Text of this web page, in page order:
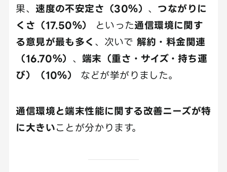
果、 速度の不安定さ（30％） 、 つながりに
くさ（17.50％）
といった通信環境に関す
る意見が最も多く 、次いで 解約・料金関連
（16.70％） 、 端末（重さ・サイズ・持ち運
び）（10％）
などが挙がりました。
通信環境と端末性能に関する改善ニーズが特
に大きいことが分かります。